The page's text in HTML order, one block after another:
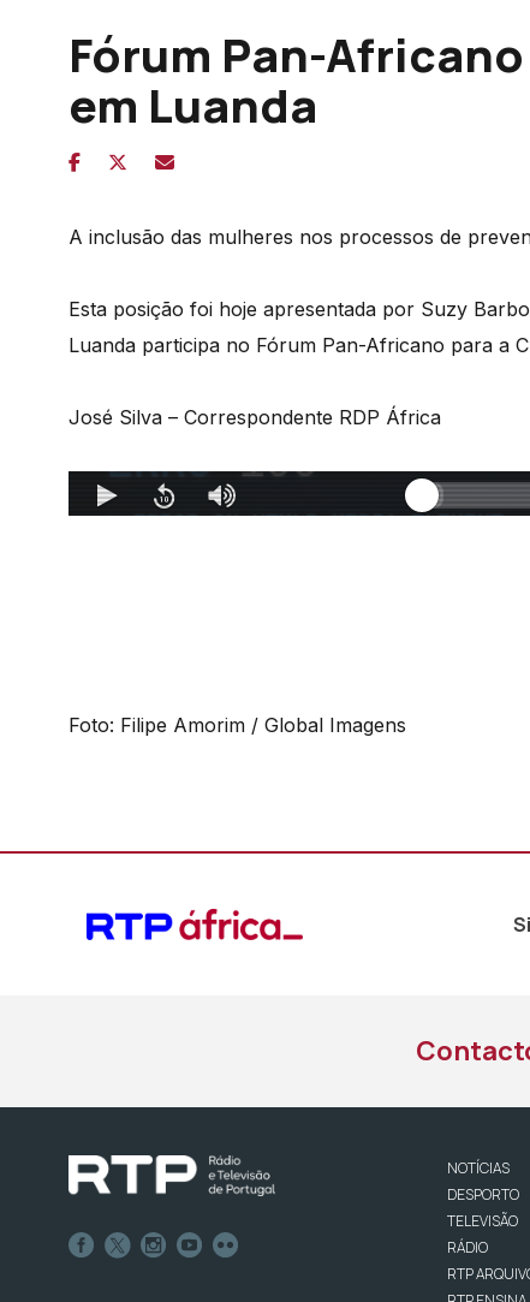
Fórum Pan-
em Luanda
A inclusão das mulheres nos processos de
Esta posição foi hoje apresentada por Suzy
Luanda participa no Fórum Pan-Africano para a
José Silva – Correspondente RDP África
Foto: Filipe Amorim / Global Imagens
NOTÍCIAS
DESPORTO
TELEVISÃO
RÁDIO
RTP